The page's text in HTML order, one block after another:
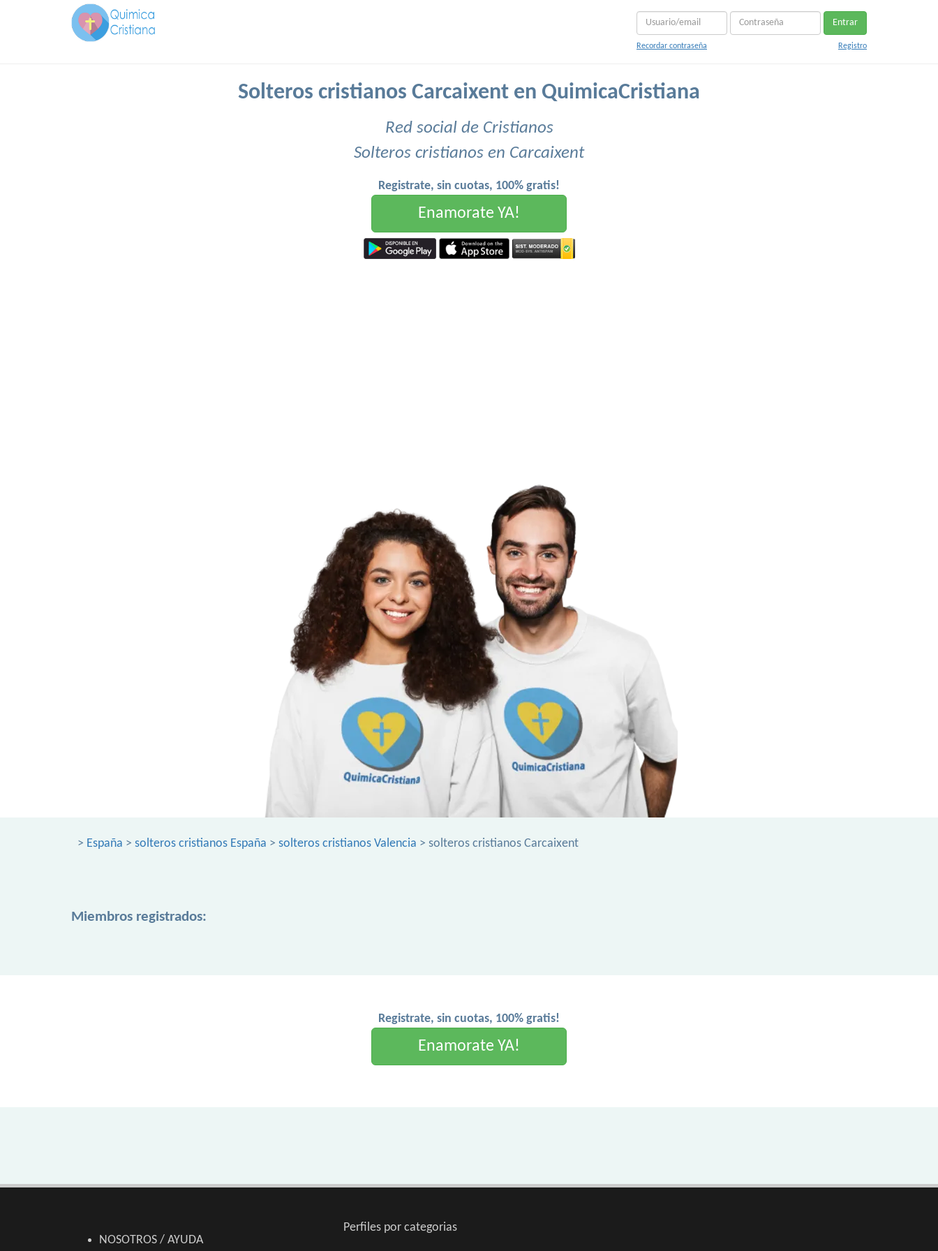
Entrar
Recordar contraseña Registro
Solteros cristianos Carcaixent en QuimicaCristiana
Red social de Cristianos
Solteros cristianos en Carcaixent
Registrate, sin cuotas, 100% gratis!
Enamorate YA!
> España > solteros cristianos España > solteros cristianos Valencia > solteros cristianos Carcaixent
Miembros registrados:
Registrate, sin cuotas, 100% gratis!
Enamorate YA!
NOSOTROS / AYUDA
Perfiles por categorias